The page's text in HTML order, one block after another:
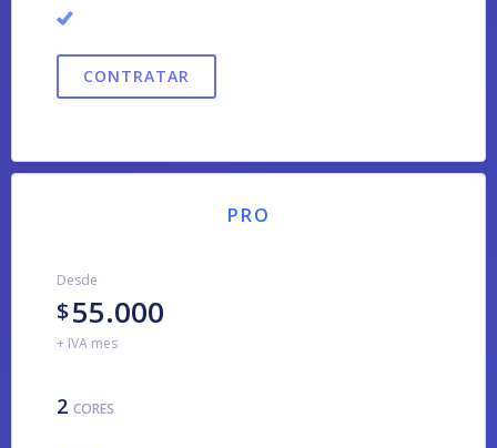
CONTRATAR
PRO
Desde
$55.000
+ IVA mes
2 CORES